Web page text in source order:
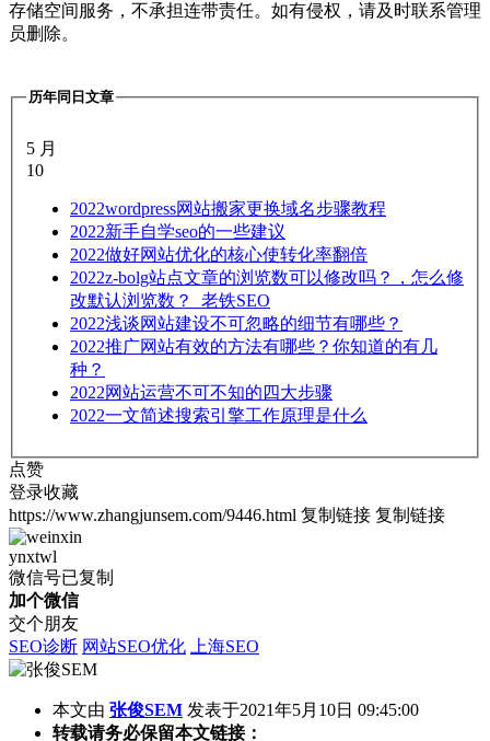
存储空间服务，不承担连带责任。如有侵权，请及时联系管理
员删除。
历年同日文章
5 月
10
2022wordpress网站搬家更换域名步骤教程
2022新手自学seo的一些建议
2022做好网站优化的核心使转化率翻倍
2022z-bolg站点文章的浏览数可以修改吗？，怎么修
改默认浏览数？_老铁SEO
2022浅谈网站建设不可忽略的细节有哪些？
2022推广网站有效的方法有哪些？你知道的有几
种？
2022网站运营不可不知的四大步骤
2022一文简述搜索引擎工作原理是什么
点赞
登录收藏
https://www.zhangjunsem.com/9446.html 复制链接 复制链接
ynxtwl
微信号已复制
加个微信
交个朋友
SEO诊断 网站SEO优化 上海SEO
本文由 张俊SEM 发表于2021年5月10日 09:45:00
转载请务必保留本文链接：